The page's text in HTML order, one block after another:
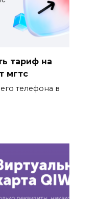
тариф на
мгтс
телефона в